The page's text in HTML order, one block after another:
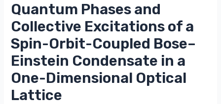
Quantum Phases and
Collective Excitations of a
Spin-Orbit-Coupled Bose–
Einstein Condensate in a
One-Dimensional Optical
Lattice